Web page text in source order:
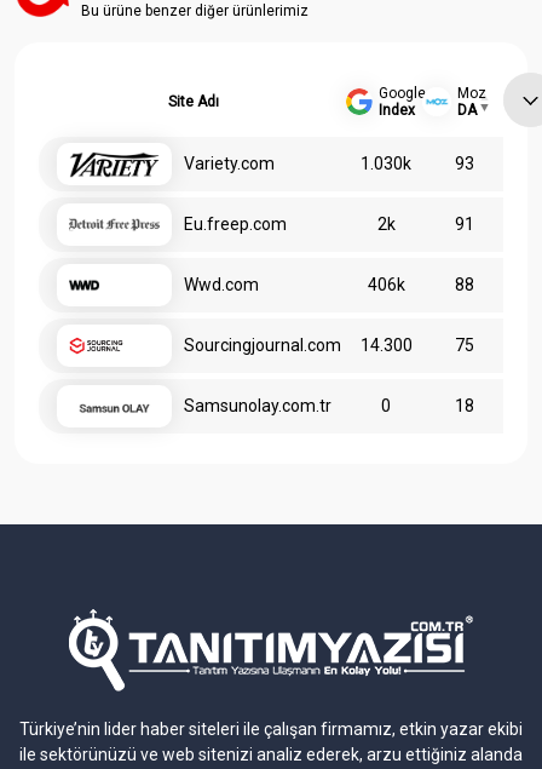
Bu ürüne benzer diğer ürünlerimiz
Site Adı
Google
Index
Moz
DA
Variety.com 1.030k 93
Eu.freep.com 2k 91
Wwd.com 406k 88
Sourcingjournal.com 14.300 75
Samsunolay.com.tr 0 18
Türkiye’nin lider haber siteleri ile çalışan firmamız, etkin yazar ekibi
ile sektörünüzü ve web sitenizi analiz ederek, arzu ettiğiniz alanda